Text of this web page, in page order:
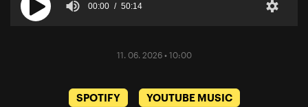
00:00 50:14
11. 06. 2026 • 10:00
SPOTIFY YOUTUBE MUSIC